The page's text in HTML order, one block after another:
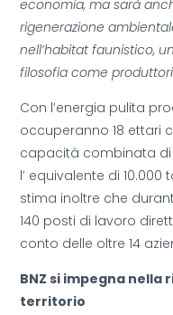
economia, ma sarà
rigenerazione
nell’habitat faunistico,
filosofia come
Con l’energia pulita
occuperanno 18 ettari
capacità combinata di
l’ equivalente di 10.000
stima inoltre che
140 posti di lavoro
conto delle oltre 14
BNZ si impegna
territorio